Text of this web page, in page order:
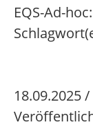
EQS-Ad-
18.09.2025 /